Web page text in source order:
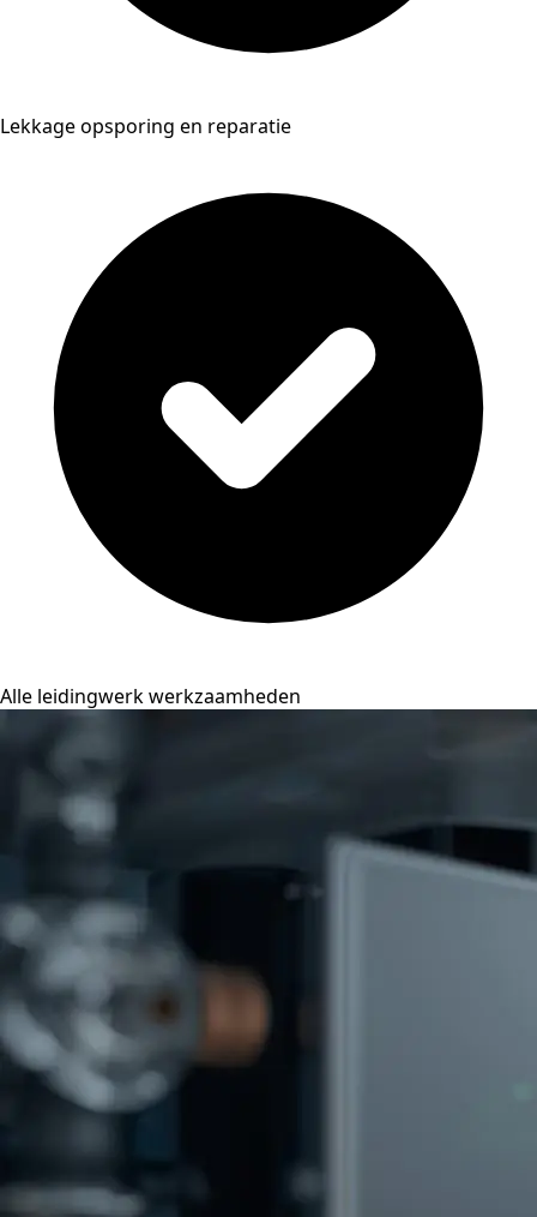
Lekkage opsporing en reparatie
Alle leidingwerk werkzaamheden